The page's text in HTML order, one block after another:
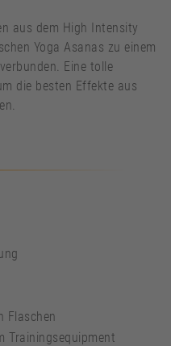
aus dem High Intensity
Yoga Asanas zu einem
Eine tolle
die besten Effekte aus
Flaschen
Trainingsequipment